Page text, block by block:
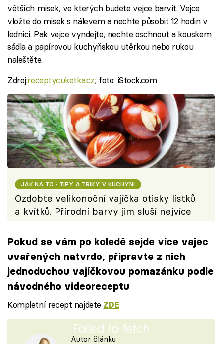
větších misek, ve kterých budete vejce barvit. Vejce
vložte do misek s nálevem a nechte působit 12 hodin v
lednici. Pak vejce vyndejte, nechte oschnout a kouskem
sádla a papírovou kuchyňskou utěrkou nebo rukou
naleštěte.
Zdroj:recepty.cuketka.cz; foto: iStock.com
JAK NA TO - TIPY A TRIKY V KUCHYNI
Ozdobte velikonoční vajíčka otisky lístků
a kvítků. Přírodní barvy jim sluší nejvíce
Pokud se vám po koledě sejde více vajec
uvařených natvrdo, připravte z nich
jednoduchou vajíčkovou pomazánku podle
návodného videoreceptu
Kompletní recept najdete ZDE
Failed to fetch
Autor článku